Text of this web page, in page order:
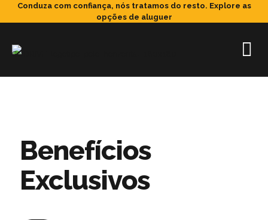
Conduza com confiança, nós tratamos do resto. Explore as
opções de aluguer
Benefícios
Exclusivos